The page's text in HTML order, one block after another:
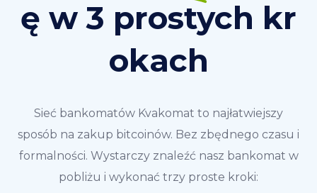
ę w 3 prostych kr
okach
Sieć bankomatów Kvakomat to najłatwiejszy
sposób na zakup bitcoinów. Bez zbędnego czasu i
formalności. Wystarczy znaleźć nasz bankomat w
pobliżu i wykonać trzy proste kroki: